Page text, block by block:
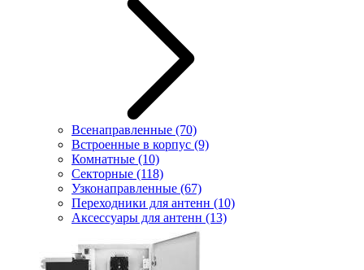
Всенаправленные (70)
Встроенные в корпус (9)
Комнатные (10)
Секторные (118)
Узконаправленные (67)
Переходники для антенн (10)
Аксессуары для антенн (13)